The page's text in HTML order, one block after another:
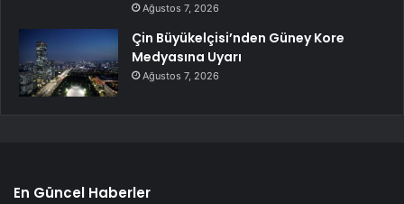
Ağustos 7, 2026
Çin Büyükelçisi’nden Güney Kore
Medyasına Uyarı
Ağustos 7, 2026
En Güncel Haberler